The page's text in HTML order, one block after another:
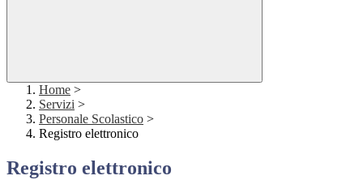
Home >
Servizi >
Personale Scolastico >
Registro elettronico
Registro elettronico